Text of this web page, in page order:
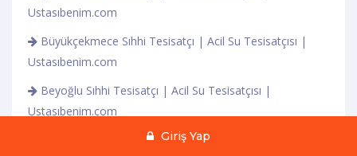
Giriş Yap
Ustasıbenim.com
Büyükçekmece Sıhhi Tesisatçı | Acil Su Tesisatçısı |
Ustasıbenim.com
Beyoğlu Sıhhi Tesisatçı | Acil Su Tesisatçısı |
Ustasıbenim.com
Beylikdüzü Sıhhi Tesisatçı | Acil Su Tesisatçısı |